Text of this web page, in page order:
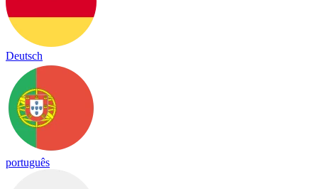
Deutsch
português